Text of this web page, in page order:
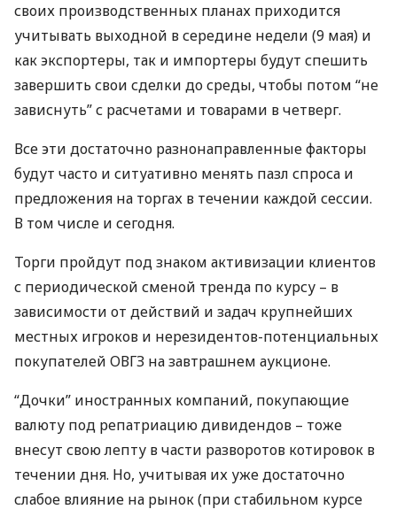
своих производственных планах приходится
учитывать выходной в середине недели (9 мая) и
как экспортеры, так и импортеры будут спешить
завершить свои сделки до среды, чтобы потом “не
зависнуть” с расчетами и товарами в четверг.
Все эти достаточно разнонаправленные факторы
будут часто и ситуативно менять пазл спроса и
предложения на торгах в течении каждой сессии.
В том числе и сегодня.
Торги пройдут под знаком активизации клиентов
с периодической сменой тренда по курсу – в
зависимости от действий и задач крупнейших
местных игроков и нерезидентов-потенциальных
покупателей ОВГЗ на завтрашнем аукционе.
“Дочки” иностранных компаний, покупающие
валюту под репатриацию дивидендов – тоже
внесут свою лепту в части разворотов котировок в
течении дня. Но, учитывая их уже достаточно
слабое влияние на рынок (при стабильном курсе